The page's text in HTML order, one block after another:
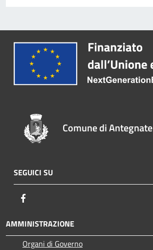
Comune di Antegnate
SEGUICI SU
AMMINISTRAZIONE
Organi di Governo